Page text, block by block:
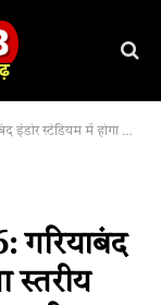
आयोजन, सांसद रूपकुमारी चौधरी रहेंगी मुख्य अतिथि
गरियाबंद
स्तरीय